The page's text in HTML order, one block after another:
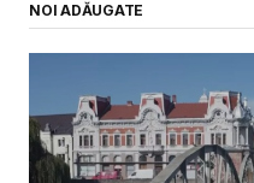
NOI ADĂUGATE